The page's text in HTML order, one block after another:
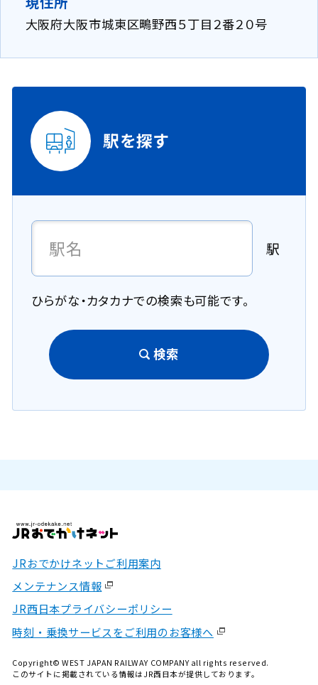
大阪府大阪市城東区鴫野西５丁目２番２０号
駅を探す
駅
ひらがな・カタカナでの検索も可能です。
検索
JRおでかけネットご利用案内
メンテナンス情報
JR西日本プライバシーポリシー
時刻・乗換サービスをご利用のお客様へ
Copyright© WEST JAPAN RAILWAY COMPANY all rights reserved.
このサイトに掲載されている情報はJR西日本が提供しております。